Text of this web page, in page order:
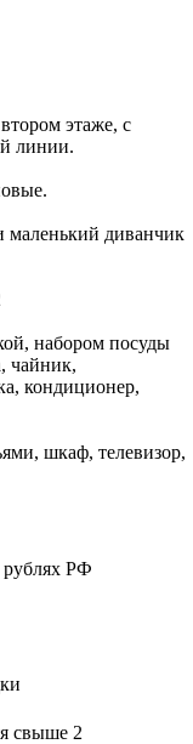
этаже, с
линии.
маленький диванчик
набором посуды
чайник,
кондиционер,
шкаф, телевизор,
рублях РФ
свыше 2